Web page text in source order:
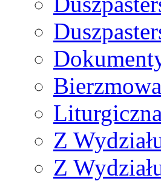
Liturgiczna
Z
Z